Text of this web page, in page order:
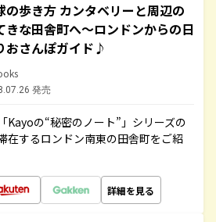
の歩き方 カンタベリーと周辺の
きな田舎町へ～ロンドンからの日
おさんぽガイド♪
発売
Kayoの“秘密のノート”」シリーズの
在するロンドン南東の田舎町をご紹
詳細を見る